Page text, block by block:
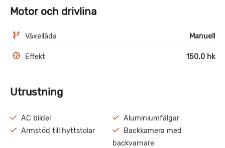
Motor och drivlina
Växellåda Manuell
Effekt 150,0 hk
Utrustning
AC bildel
Aluminiumfälgar
Armstöd till hyttstolar
Backkamera med
backvarnare